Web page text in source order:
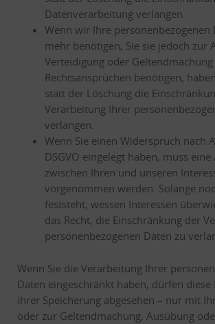
Datenverarbeitung verlangen.
Wenn wir Ihre personenbezogenen
mehr benötigen, Sie sie jedoch zur
Verteidigung oder
Rechtsansprüchen benötigen,
statt der Löschung die
Verarbeitung Ihrer
verlangen.
Wenn Sie einen Widerspruch nach
DSGVO eingelegt haben, muss
zwischen Ihren und unseren
vorgenommen werden. Solange
feststeht, wessen Interessen
das Recht, die Einschränkung der
personenbezogenen Daten zu
Wenn Sie die Verarbeitung Ihrer
Daten eingeschränkt haben, dürfen diese
ihrer Speicherung abgesehen – nur mit
oder zur Geltendmachung, Ausübung